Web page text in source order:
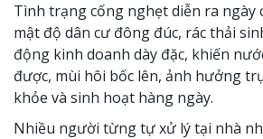
Tình trạng cống nghẹt diễn ra ngày
mật độ dân cư đông đúc, rác thải
động kinh doanh dày đặc, khiến
được, mùi hôi bốc lên, ảnh hưởng
khỏe và sinh hoạt hàng ngày.
Nhiều người từng tự xử lý tại nhà